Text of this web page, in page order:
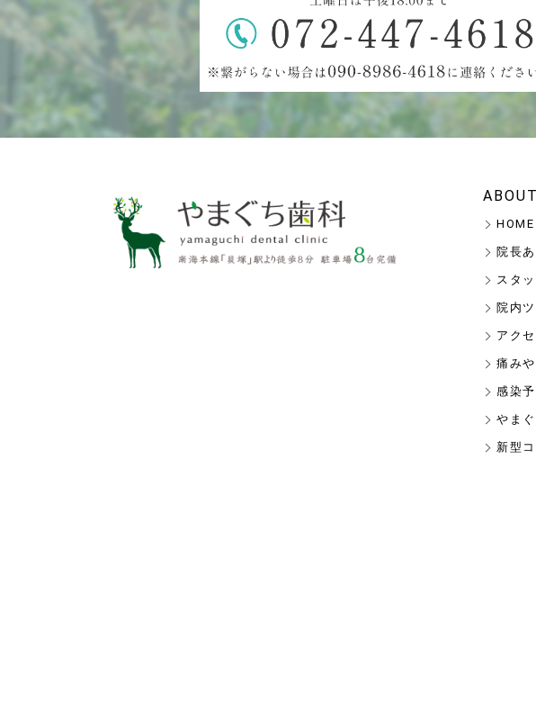
ABOUT
HOME
院長
スタ
院内
アク
痛み
感染
やま
新型